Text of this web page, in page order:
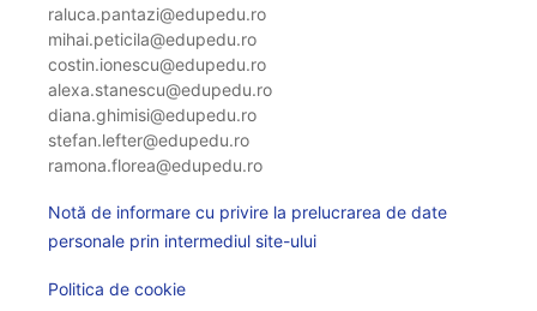
raluca.pantazi@edupedu.ro
mihai.peticila@edupedu.ro
costin.ionescu@edupedu.ro
alexa.stanescu@edupedu.ro
diana.ghimisi@edupedu.ro
stefan.lefter@edupedu.ro
ramona.florea@edupedu.ro
Notă de informare cu privire la prelucrarea de date
personale prin intermediul site-ului
Politica de cookie